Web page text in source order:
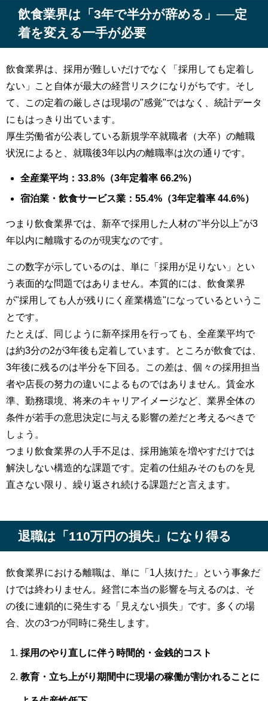
飲食業界は「 3年で半分が辞める」──定
着を変える一手が必要
飲食業界は、採用が難しいだけでなく「採用しても定着し
ない」こと自体が最大の経営リスクになりがちです。そし
て、この定着の厳しさは現場の"感覚"ではなく、統計データ
にもはっきり出ています。
厚生労働省が公表している新規学卒就職者（大卒）の離職
状況によると、就職後3年以内の離職率は次の通りです。
全産業平均：33.8%（3年定着率 66.2%）
宿泊業・飲食サービス業：55.4%（3年定着率 44.6%）
つまり飲食業界では、新卒で採用した人材の"半分以上"が3
年以内に離職するのが現実なのです。
この数字が示しているのは、単に「採用が足りない」とい
う表面的な問題ではありません。本質的には、飲食業界
が"採用しても人が残りにく産業構造"になっているというこ
とです。
たとえば、同じように新卒採用を行っても、全産業平均で
は約3分の2が3年後も定着しています。ところが飲食では、
3年後に残るのは半分を下回る。この差は、個々の採用担当
者や店長の努力の違いによるものではありません。賃金水
準、勤務環境、将来のキャリアイメージなど、業界全体の
条件が若手の意思決定に与える影響の差だと考えるべきで
しょう。
つまり飲食業界の人手不足は、採用施策を増やすだけでは
解決しない構造的な課題です。定着の仕組みそのものを見
直さない限り、繰り返され続ける課題だと言えます。
退職は「110万円の損失」になり得る
飲食業界における離職は、単に「1人抜けた」という事象だ
けでは終わりません。経営に本当の影響を与えるのは、そ
の後に連鎖的に発生する「見えない損失」です。多くの場
合、次の3つが同時に発生します。
採用のやり直しに伴う時間的・金銭的コスト
教育・立ち上がり期間中に現場の稼働が割かれることに